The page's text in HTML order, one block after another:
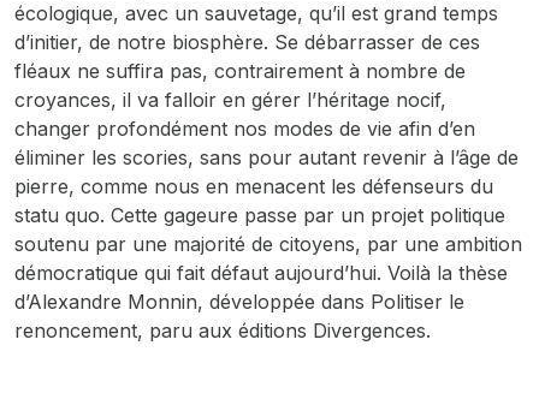
écologique, avec un sauvetage, qu’il est grand temps
d’initier, de notre biosphère. Se débarrasser de ces
fléaux ne suffira pas, contrairement à nombre de
croyances, il va falloir en gérer l’héritage nocif,
changer profondément nos modes de vie afin d’en
éliminer les scories, sans pour autant revenir à l’âge de
pierre, comme nous en menacent les défenseurs du
statu quo. Cette gageure passe par un projet politique
soutenu par une majorité de citoyens, par une ambition
démocratique qui fait défaut aujourd’hui. Voilà la thèse
d’Alexandre Monnin, développée dans Politiser le
renoncement, paru aux éditions Divergences.